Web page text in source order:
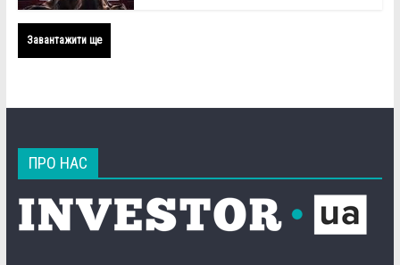
Завантажити ще
ПРО НАС